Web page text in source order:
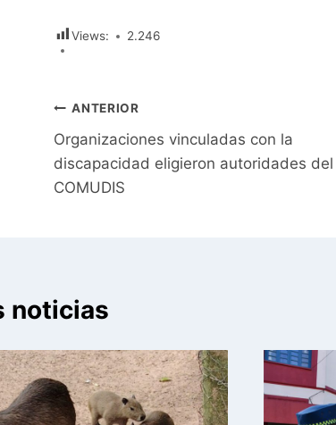
Views: 2.246
Navegación
de
entradas
ANTERIOR
Organizaciones vinculadas con la
discapacidad eligieron autoridades del
COMUDIS
noticias